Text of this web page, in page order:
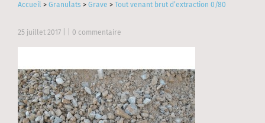
Accueil > Granulats > Grave > Tout venant brut d’extraction 0/80
25 juillet 2017 | | 0 commentaire